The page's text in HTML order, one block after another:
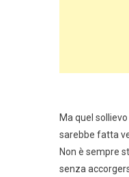
Ma quel
sarebbe fatta
Non è sempre
senza